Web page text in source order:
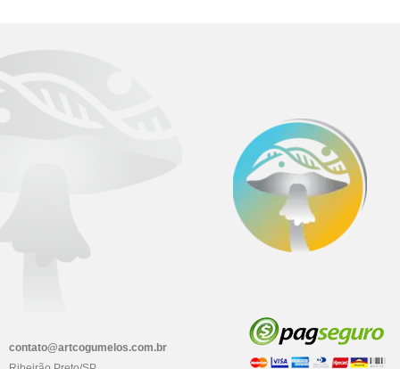
contato@artcogumelos.com.br